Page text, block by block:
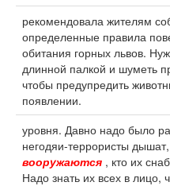
рекомендовала жителям
определенные правила
обитания горных львов.
длинной палкой и шуметь
чтобы предупредить
появлении.
уровня. Давно надо было
негодяи-террористы
вооружаются , кто их
Надо знать их всех в лицо,